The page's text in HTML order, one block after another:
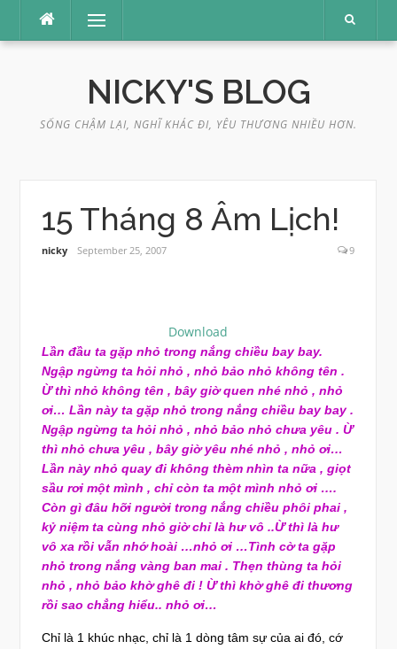
content
Menu
NICKY'S BLOG
SỐNG CHẬM LẠI, NGHĨ KHÁC ĐI, YÊU THƯƠNG NHIỀU HƠN.
15 Tháng 8 Âm Lịch!
nicky September 25, 2007 9
Download
Lần đầu ta gặp nhỏ trong nắng chiều bay bay.
Ngập ngừng ta hỏi nhỏ , nhỏ bảo nhỏ không tên .
Ừ thì nhỏ không tên , bây giờ quen nhé nhỏ , nhỏ
ơi… Lần này ta gặp nhỏ trong nắng chiều bay bay .
Ngập ngừng ta hỏi nhỏ , nhỏ bảo nhỏ chưa yêu . Ừ
thì nhỏ chưa yêu , bây giờ yêu nhé nhỏ , nhỏ ơi…
Lần này nhỏ quay đi không thèm nhìn ta nữa , giọt
sầu rơi một mình , chỉ còn ta một mình nhỏ ơi ….
Còn gì đâu hỡi người trong nắng chiều phôi phai ,
kỷ niệm ta cùng nhỏ giờ chỉ là hư vô ..Ừ thì là hư
vô xa rồi vẫn nhớ hoài …nhỏ ơi …Tình cờ ta gặp
nhỏ trong nắng vàng ban mai . Thẹn thùng ta hỏi
nhỏ , nhỏ bảo khờ ghê đi ! Ừ thì khờ ghê đi thương
rồi sao chẳng hiểu.. nhỏ ơi…
Chỉ là 1 khúc nhạc, chỉ là 1 dòng tâm sự của ai đó, cớ